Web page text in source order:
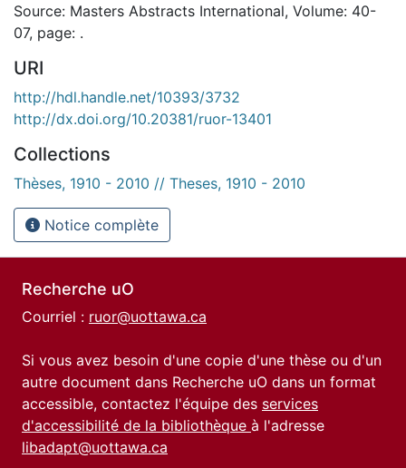
Source: Masters Abstracts International, Volume: 40-
07, page: .
URI
http://hdl.handle.net/10393/3732
http://dx.doi.org/10.20381/ruor-13401
Collections
Thèses, 1910 - 2010 // Theses, 1910 - 2010
Notice complète
Recherche uO
Courriel : ruor@uottawa.ca
Si vous avez besoin d'une copie d'une thèse ou d'un
autre document dans Recherche uO dans un format
accessible, contactez l'équipe des services
d'accessibilité de la bibliothèque à l'adresse
libadapt@uottawa.ca